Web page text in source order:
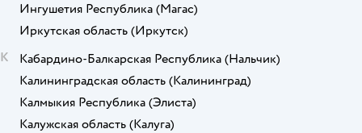
Ингушетия Республика (Магас)
Иркутская область (Иркутск)
К
Кабардино-Балкарская Республика (Нальчик)
Калининградская область (Калининград)
Калмыкия Республика (Элиста)
Калужская область (Калуга)